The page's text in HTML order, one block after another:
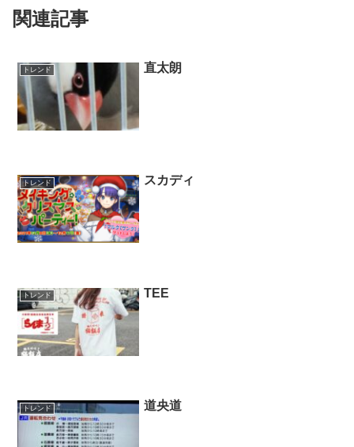
関連記事
トレンド 直太朗
トレンド スカディ
トレンド TEE
トレンド 道央道